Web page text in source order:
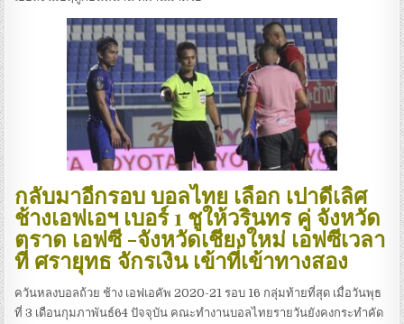
กลับมาอีกรอบ บอลไทย เลือก เปาดีเลิศ
ช้างเอฟเอฯ เบอร์ 1 ชูให้วรินทร คู่ จังหวัด
ตราด เอฟซี -จังหวัดเชียงใหม่ เอฟซีเวลา
ที่ ศรายุทธ จักรเงิน เข้าที่เข้าทางสอง
ควันหลงบอลถ้วย ช้าง เอฟเอคัพ 2020-21 รอบ 16 กลุ่มท้ายที่สุด เมื่อวันพุธ
ที่ 3 เดือนกุมภาพันธ์64 ปัจจุบัน คณะทำงานบอลไทยรายวันยังคงกระทำคัด